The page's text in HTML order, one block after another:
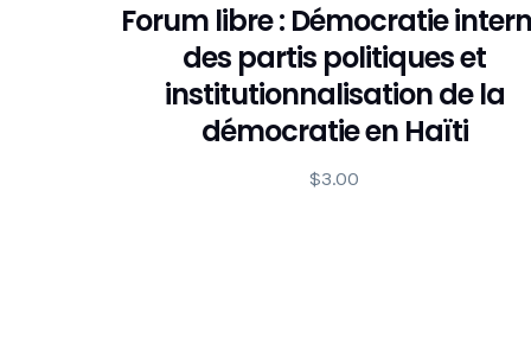
Forum libre : Démocratie
des partis politiques et
institutionnalisation de la
démocratie en Haïti
$3.00